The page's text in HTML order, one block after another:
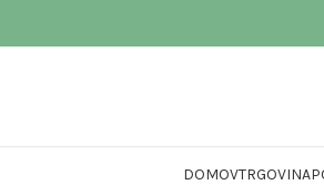
DOMOVTRGOVINA